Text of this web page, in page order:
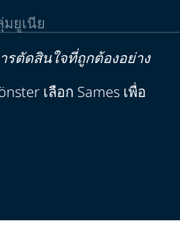
ยูเนีย
รตัดสินใจที่ถูกต้องอย่าง
เลือก Sames เพื่อ